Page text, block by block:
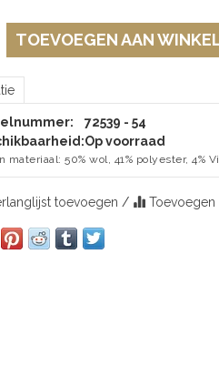
TOEVOEGEN AAN
72539 - 54
Op voorraad
materiaal: 50% wol, 41% polyester, 4%
toevoegen /